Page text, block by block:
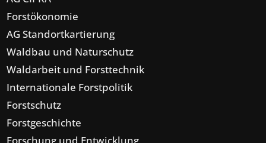
Forstökonomie
AG Standortkartierung
Waldbau und Naturschutz
Waldarbeit und Forsttechnik
Internationale Forstpolitik
Forstschutz
Forstgeschichte